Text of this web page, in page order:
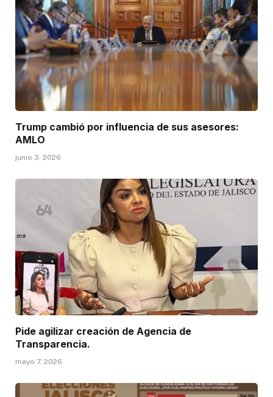
Trump cambió por influencia de sus asesores:
AMLO
junio 3, 2026
Pide agilizar creación de Agencia de
Transparencia.
mayo 7, 2026